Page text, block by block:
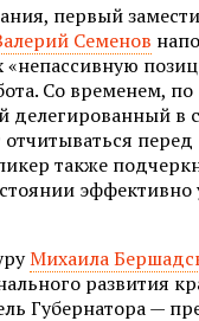
первый
Семенов
Со временем,
в
перед
также
Михаила
развития
Губернатора —